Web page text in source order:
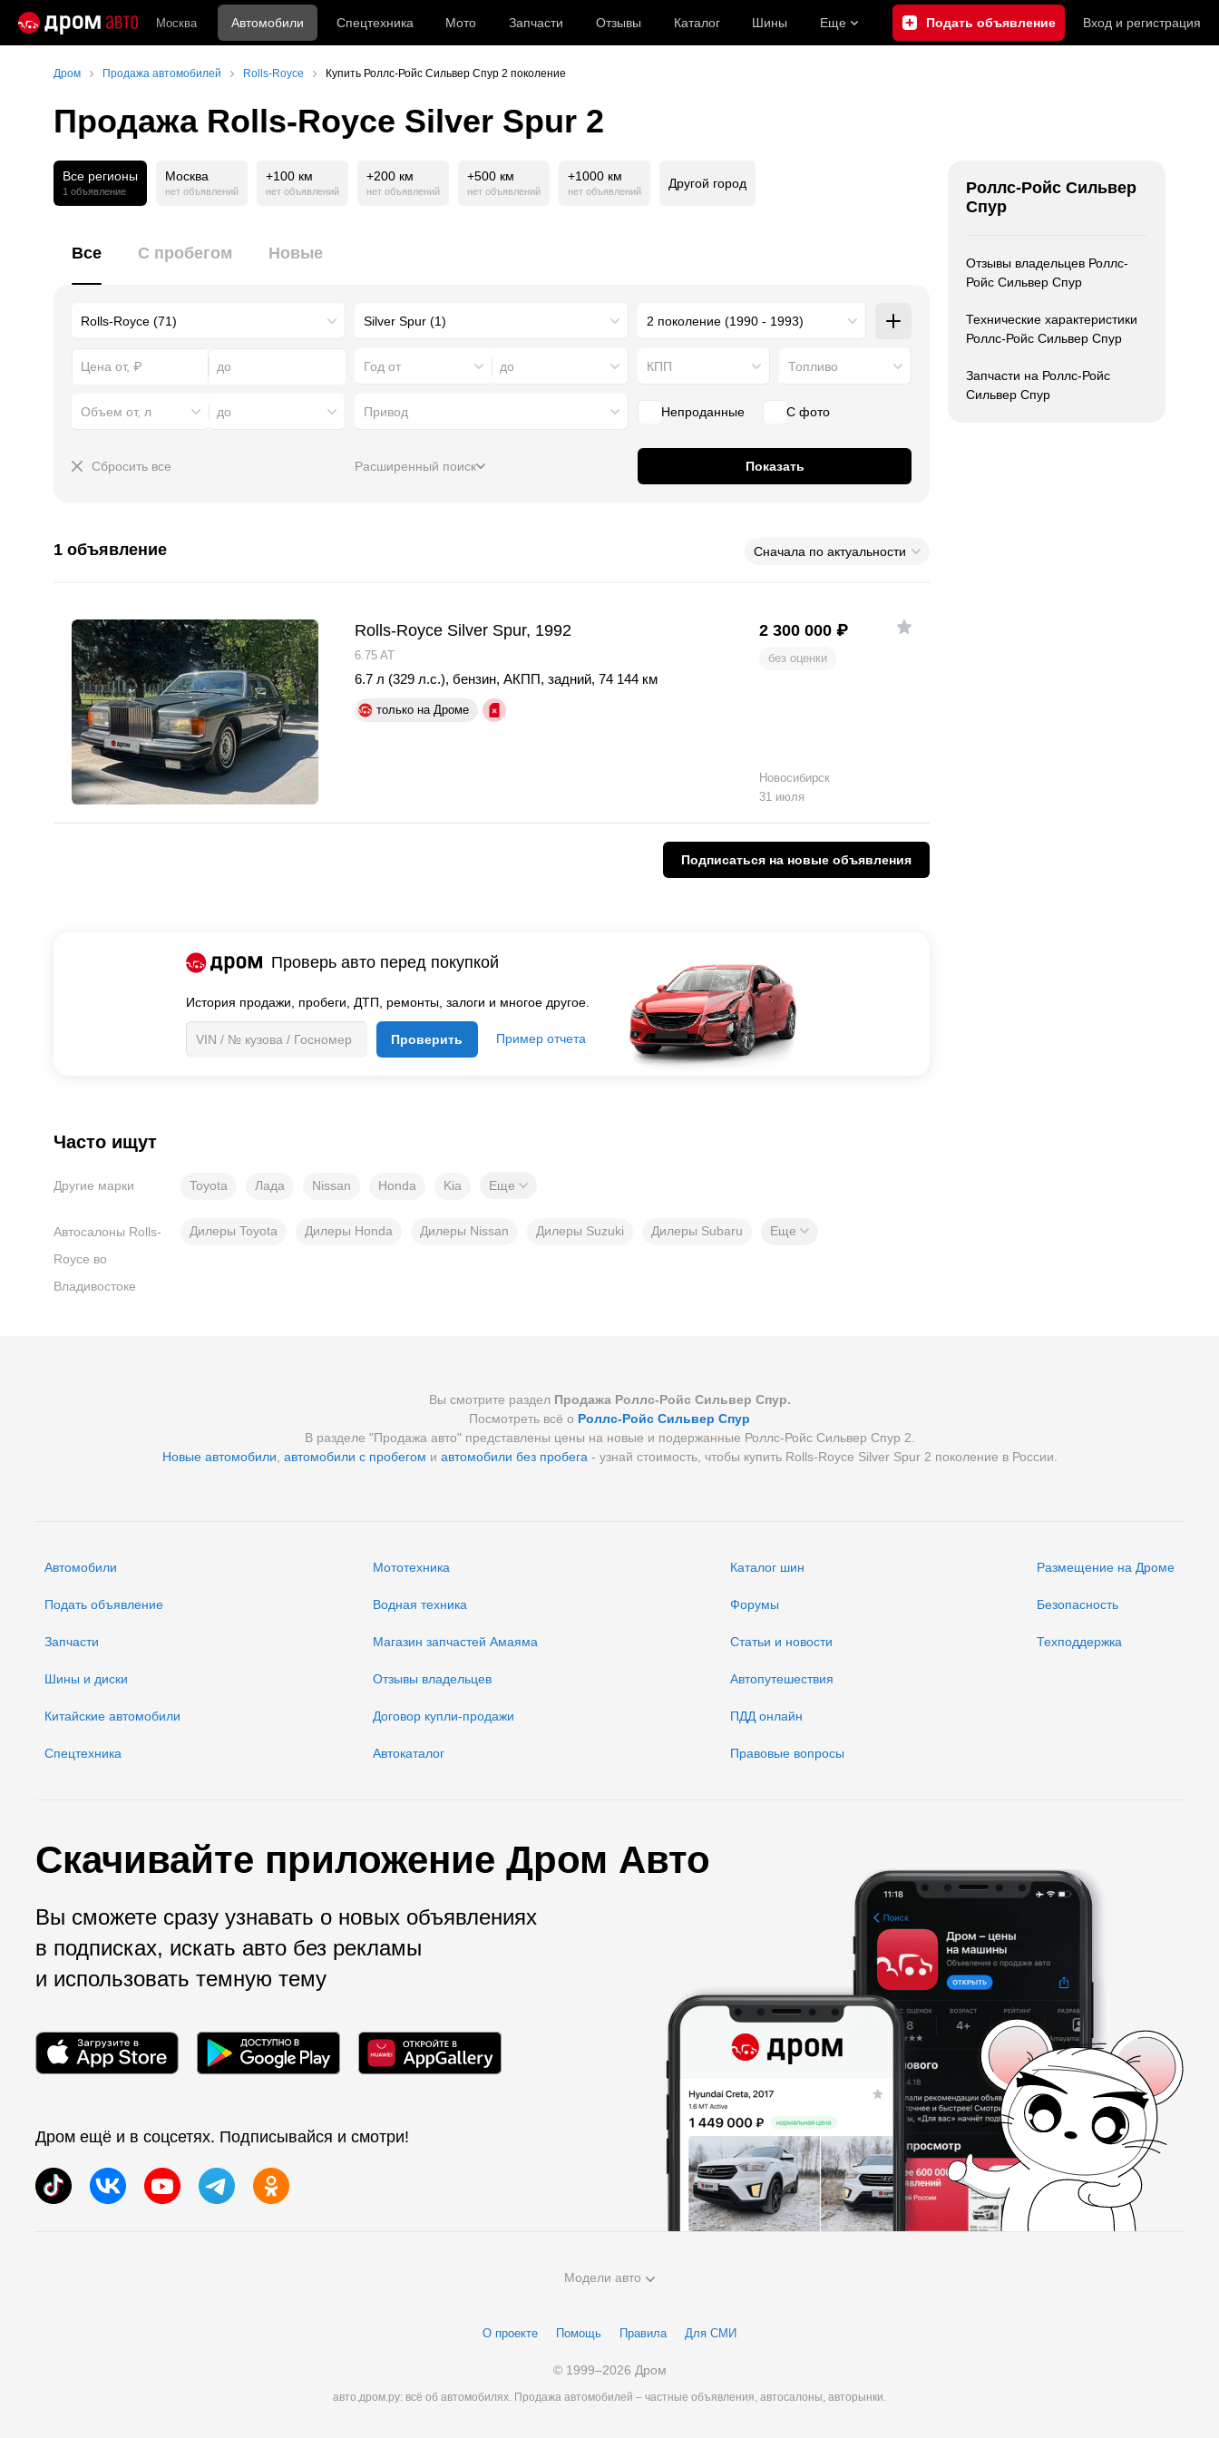
Москва Автомобили Спецтехника Мото Запчасти Отзывы Каталог Шины Еще Подать объявление Вход и регистрация
Дром Продажа автомобилей Rolls-Royce Купить Роллс-Ройс Сильвер Спур 2 поколение
Продажа Rolls-Royce Silver Spur 2
Все регионы
1 объявление
Москва
нет объявлений
+100 км
нет объявлений
+200 км
нет объявлений
+500 км
нет объявлений
+1000 км
нет объявлений
Другой город
Все С пробегом Новые
2 поколение (1990 - 1993)
Год от до КПП Топливо
Объем от, л до Привод Непроданные С фото
Сбросить все Расширенный поиск Показать
1 объявление Сначала по актуальности
Rolls-Royce Silver Spur, 1992
6.75 AT
6.7 л (329 л.с.), бензин, АКПП, задний, 74 144 км
только на Дроме
2 300 000 ₽
без оценки
Новосибирск
31 июля
Подписаться на новые объявления
Проверь авто перед покупкой
История продажи, пробеги, ДТП, ремонты, залоги и многое другое.
Проверить Пример отчета
Часто ищут
Другие марки Toyota Лада Nissan Honda Kia Еще
Автосалоны Rolls-
Royce во
Владивостоке
Дилеры Toyota Дилеры Honda Дилеры Nissan Дилеры Suzuki Дилеры Subaru Еще
Роллс-Ройс Сильвер
Спур
Отзывы владельцев Роллс-
Ройс Сильвер Спур
Технические характеристики
Роллс-Ройс Сильвер Спур
Запчасти на Роллс-Ройс
Сильвер Спур
Вы смотрите раздел Продажа Роллс-Ройс Сильвер Спур.
Посмотреть всё о Роллс-Ройс Сильвер Спур
В разделе "Продажа авто" представлены цены на новые и подержанные Роллс-Ройс Сильвер Спур 2.
Новые автомобили автомобили с пробегом и автомобили без пробега - узнай стоимость, чтобы купить Rolls-Royce Silver Spur 2 поколение в России.
Автомобили
Подать объявление
Запчасти
Шины и диски
Китайские автомобили
Спецтехника
Мототехника
Водная техника
Магазин запчастей Амаяма
Отзывы владельцев
Договор купли-продажи
Автокаталог
Каталог шин
Форумы
Статьи и новости
Автопутешествия
ПДД онлайн
Правовые вопросы
Размещение на Дроме
Безопасность
Техподдержка
Скачивайте приложение Дром Авто
Вы сможете сразу узнавать о новых объявлениях
в подписках, искать авто без рекламы
и использовать темную тему
Дром ещё и в соцсетях. Подписывайся и смотри!
Модели авто
О проекте Помощь Правила Для СМИ
© 1999–2026 Дром
авто.дром.ру: всё об автомобилях. Продажа автомобилей – частные объявления, автосалоны, авторынки.